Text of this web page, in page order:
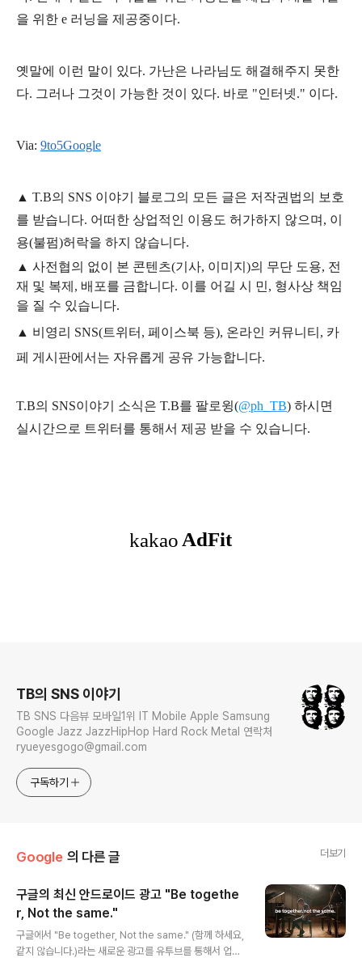
을 위한 e 러닝을 제공중이다.
옛말에 이런 말이 있다. 가난은 나라님도 해결해주지 못한
다. 그러나 그것이 가능한 것이 있다. 바로 "인터넷." 이다.
Via: 9to5Google
▲ T.B의 SNS 이야기 블 로그의 모든 글은 저작권법의 보호
를 받습니다. 어떠한 상업적인 이용도 허가하지 않으며, 이
용(불펌)허락을 하지 않습니다.
▲ 사전협의 없이 본 콘텐츠(기사, 이미지)의 무단 도용, 전
재 및 복제, 배포를 금합니다. 이를 어길 시 민, 형사상 책임
을 질 수 있습니다.
▲ 비영리 SNS(트위터, 페이스북 등), 온라인 커뮤니티, 카
페 게시판에서는 자유롭게 공유 가능합니다.
T.B의 SNS이야기 소식은 T.B를 팔로윙(@ph_TB) 하시면
실시간으로 트위터를 통해서 제공 받을 수 있습니다.
TB의 SNS 이야기
TB SNS 다음뷰 모바일1위 IT Mobile Apple Samsung
Google Jazz JazzHipHop Hard Rock Metal 연락처
ryueyesgogo@gmail.com
구독하기
Google 의 다른 글 더보기
구글의 최신 안드로이드 광고 "Be togethe
r, Not the same."
구글에서 "Be together, Not the same." (함께 하세요,
같지 않습니다.)라는 새로운 광고를 유투브를 통해서 업데